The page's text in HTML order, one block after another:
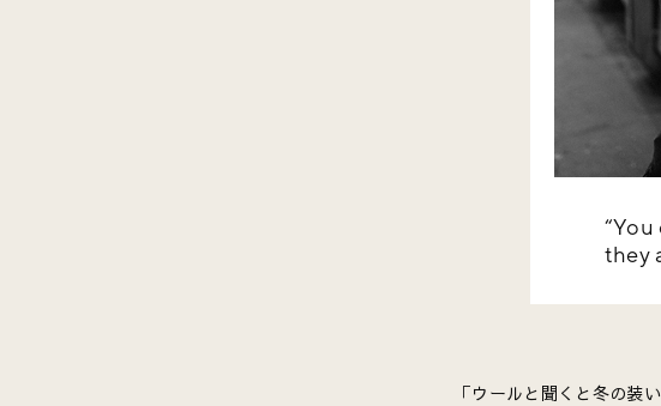
they
「ウールと聞くと冬の装